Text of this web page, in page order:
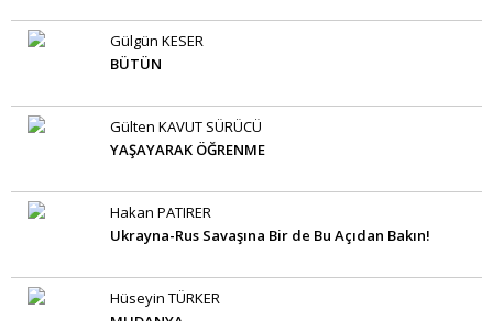
Gülgün KESER
BÜTÜN
Gülten KAVUT SÜRÜCÜ
YAŞAYARAK ÖĞRENME
Hakan PATIRER
Ukrayna-Rus Savaşına Bir de Bu Açıdan Bakın!
Hüseyin TÜRKER